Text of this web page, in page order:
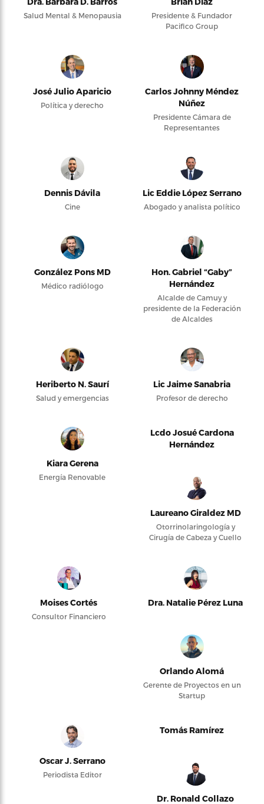
Salud Mental & Menopausia
Presidente & Fundador
Pacifico Group
José Julio Aparicio
Política y derecho
Carlos Johnny Méndez
Núñez
Presidente Cámara de
Representantes
Dennis Dávila
Cine
Lic Eddie López Serrano
Abogado y analista político
González Pons MD
Médico radiólogo
Hon. Gabriel “Gaby”
Hernández
Alcalde de Camuy y
presidente de la Federación
de Alcaldes
Heriberto N. Saurí
Salud y emergencias
Lic Jaime Sanabria
Profesor de derecho
Kiara Gerena
Energía Renovable
Lcdo Josué Cardona
Hernández
Laureano Giraldez MD
Otorrinolaringología y
Cirugía de Cabeza y Cuello
Moises Cortés
Consultor Financiero
Dra. Natalie Pérez Luna
Orlando Alomá
Gerente de Proyectos en un
Startup
Oscar J. Serrano
Periodista Editor
Tomás Ramírez
Dr. Ronald Collazo